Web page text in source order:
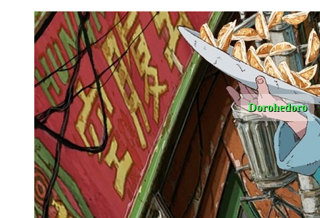
Dorohedoro